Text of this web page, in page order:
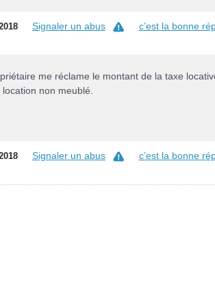
Signaler un abus c’est la bonne
me réclame le montant de la taxe
non meublé.
Signaler un abus c’est la bonne